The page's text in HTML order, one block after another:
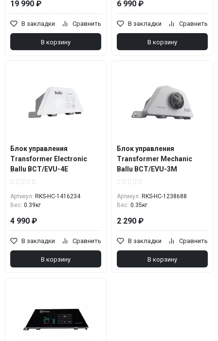
19 990 ₽
В закладки Сравнить
В корзину
6 990 ₽
В закладки Сравнить
В корзину
Блок управления
Transformer Electronic
Ballu BCT/EVU-4E
Артикул: RKS-НС-1416234
Вес: 0.39кг
4 990 ₽
В закладки Сравнить
В корзину
Блок управления
Transformer Mechanic
Ballu BCT/EVU-3M
Артикул: RKS-НС-1238688
Вес: 0.35кг
2 290 ₽
В закладки Сравнить
В корзину